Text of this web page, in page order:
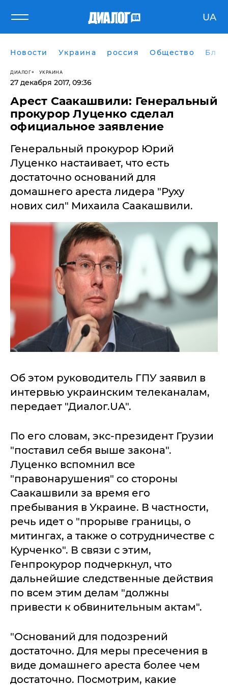
UA
Новости Украина россия Общество
ДИАЛОГ УКРАИНА
27 декабря 2017, 09:36
Арест Саакашвили: Генеральный
прокурор Луценко сделал
официальное заявление
Генеральный прокурор Юрий
Луценко настаивает, что есть
достаточно оснований для
домашнего ареста лидера "Руху
нових сил" Михаила Саакашвили.
Об этом руководитель ГПУ заявил в
интервью украинским телеканалам,
передает "Диалог.UA".
По его словам, экс-президент Грузии
"поставил себя выше закона".
Луценко вспомнил все
"правонарушения" со стороны
Саакашвили за время его
пребывания в Украине. В частности,
речь идет о "прорыве границы, о
митингах, а также о сотрудничестве с
Курченко". В связи с этим,
Генпрокурор подчеркнул, что
дальнейшие следственные действия
по всем этим делам "должны
привести к обвинительным актам".
"Оснований для подозрений
достаточно. Для меры пресечения в
виде домашнего ареста более чем
достаточно. Посмотрим, какие